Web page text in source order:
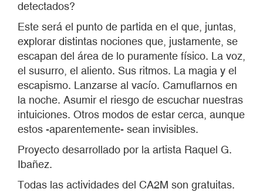
detectados?
Este será el punto de partida en el que, juntas,
explorar distintas nociones que, justamente, se
escapan del área de lo puramente físico. La voz,
el susurro, el aliento. Sus ritmos. La magia y el
escapismo. Lanzarse al vacío. Camuflarnos en
la noche. Asumir el riesgo de escuchar nuestras
intuiciones. Otros modos de estar cerca, aunque
estos -aparentemente- sean invisibles.
Proyecto desarrollado por la artista Raquel G.
Ibañez.
Todas las actividades del CA2M son gratuitas.